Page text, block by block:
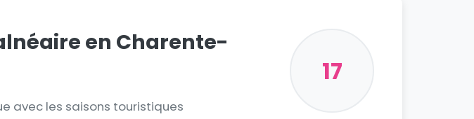
en Charente-
avec les saisons touristiques
17